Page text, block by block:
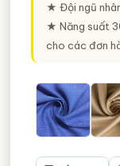
★ Đội ngũ
★ Năng suất
cho các đơn